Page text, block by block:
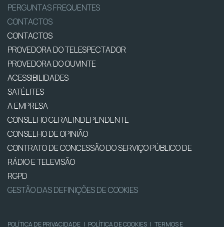
PERGUNTAS FREQUENTES
CONTACTOS
CONTACTOS
PROVEDORA DO TELESPECTADOR
PROVEDORA DO OUVINTE
ACESSIBILIDADES
SATÉLITES
A EMPRESA
CONSELHO GERAL INDEPENDENTE
CONSELHO DE OPINIÃO
CONTRATO DE CONCESSÃO DO SERVIÇO PÚBLICO DE
RÁDIO E TELEVISÃO
RGPD
GESTÃO DAS DEFINIÇÕES DE COOKIES
POLÍTICA DE PRIVACIDADE | POLÍTICA DE COOKIES | TERMOS E